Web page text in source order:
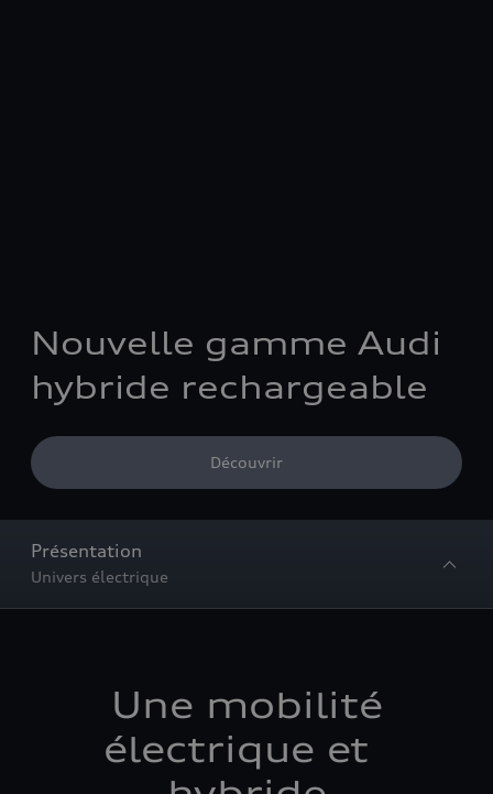
Nouvelle gamme Audi
hybride rechargeable
Découvrir
Présentation
Univers électrique
Une mobilité
électrique et